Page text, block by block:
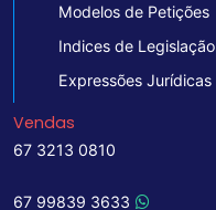
Modelos de Petições
Indices de Legislação
Expressões Jurídicas
Vendas
67 3213 0810
67 99839 3633